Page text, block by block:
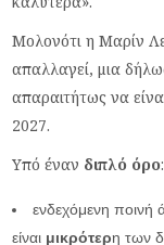
Μολονότι η Μαρίν
απαλλαγεί, μια
απαραιτήτως να
2027.
Υπό έναν διπλό όρο:
ενδεχόμενη ποινή
είναι μικρότερη των